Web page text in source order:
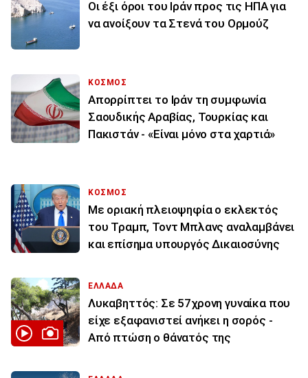
Οι έξι όροι του Ιράν προς τις ΗΠΑ για
να ανοίξουν τα Στενά του Ορμούζ
ΚΟΣΜΟΣ
Απορρίπτει το Ιράν τη συμφωνία
Σαουδικής Αραβίας, Τουρκίας και
Πακιστάν - «Είναι μόνο στα χαρτιά»
ΚΟΣΜΟΣ
Με οριακή πλειοψηφία ο εκλεκτός
του Τραμπ, Τοντ Μπλανς αναλαμβάνει
και επίσημα υπουργός Δικαιοσύνης
ΕΛΛΑΔΑ
Λυκαβηττός: Σε 57χρονη γυναίκα που
είχε εξαφανιστεί ανήκει η σορός -
Από πτώση ο θάνατός της